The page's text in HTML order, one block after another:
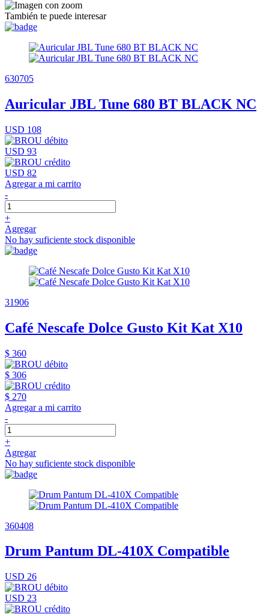
También te puede interesar
630705
Auricular JBL Tune 680 BT BLACK NC
USD 108
USD 93
USD 82
Agregar a mi carrito
-
+
Agregar
No hay suficiente stock disponible
31906
Café Nescafe Dolce Gusto Kit Kat X10
$ 360
$ 306
$ 270
Agregar a mi carrito
-
+
Agregar
No hay suficiente stock disponible
360408
Drum Pantum DL-410X Compatible
USD 26
USD 23